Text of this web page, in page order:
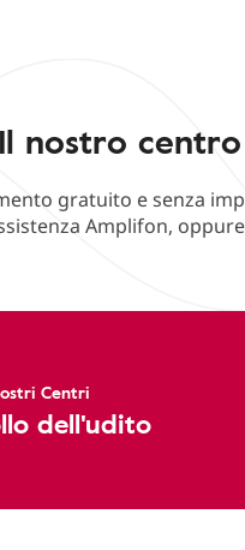
Il nostro
gratuito e senza
Amplifon,
Centri
dell'udito